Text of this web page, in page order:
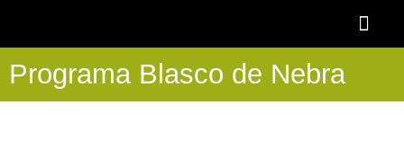
Programa Blasco de Nebra